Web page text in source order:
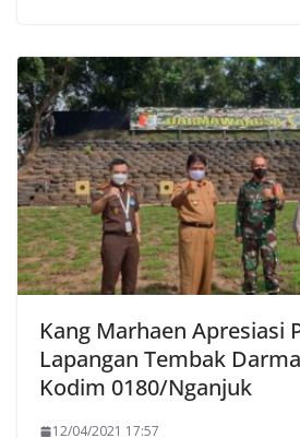
Kang Marhaen Apresiasi
Lapangan Tembak
Kodim 0180/Nganjuk
12/04/2021 17:57